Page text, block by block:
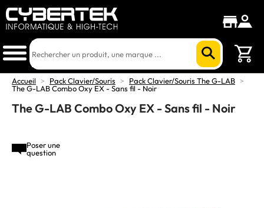
Accueil > Pack Clavier/Souris > Pack Clavier/Souris The G-LAB >
The G-LAB Combo Oxy EX - Sans fil - Noir
The G-LAB Combo Oxy EX - Sans fil - Noir
Poser une
question